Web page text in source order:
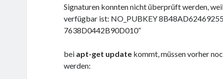
Signaturen konnten nicht überprüft werden,
verfügbar ist: NO_PUBKEY
7638D0442B90D010“
bei apt-get update kommt, müssen vorher
werden: